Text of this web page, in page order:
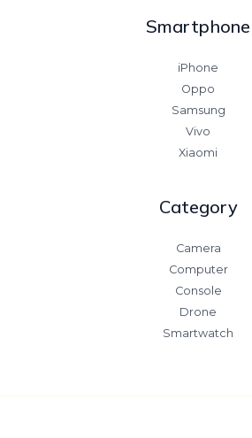
Smartphone
iPhone
Oppo
Samsung
Vivo
Xiaomi
Category
Camera
Computer
Console
Drone
Smartwatch